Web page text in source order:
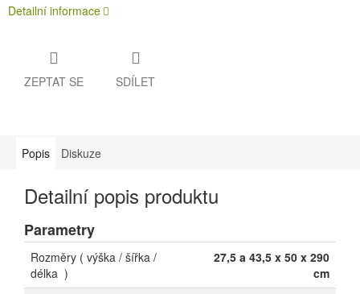
Detailní informace
ZEPTAT SE SDÍLET
Popis Diskuze
Detailní popis produktu
Parametry
Rozměry ( výška / šířka /
délka )
27,5 a 43,5 x 50 x 290
cm